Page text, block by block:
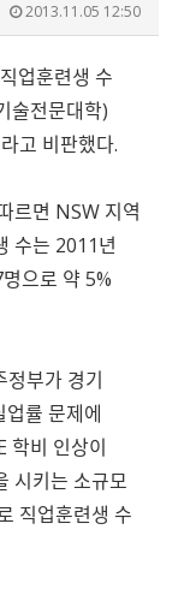
2013.11.05 12:50
업훈련생 수
술전문대학)
고 비판했다.
르면 NSW 지역
수는 2011년
으로 약 5%
정부가 경기
률 문제에
학비 인상이
시키는 소규모
직업훈련생 수